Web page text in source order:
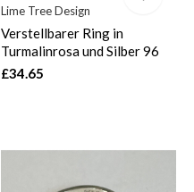
Lime Tree Design
Verstellbarer Ring in
Turmalinrosa und Silber 96
£34.65